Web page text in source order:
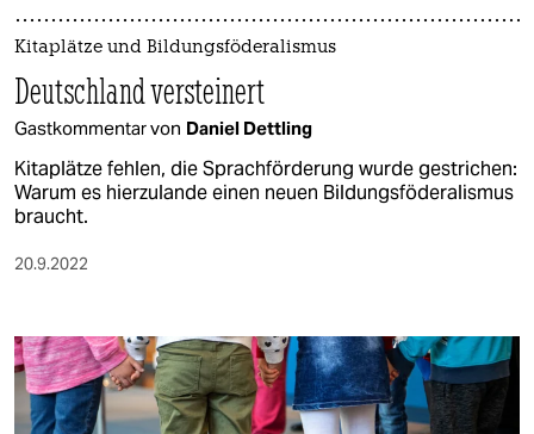
Kitaplätze und Bildungsföderalismus
Deutschland versteinert
Gastkommentar von Daniel Dettling
Kitaplätze fehlen, die Sprachförderung wurde gestrichen:
Warum es hierzulande einen neuen Bildungsföderalismus
braucht.
20.9.2022